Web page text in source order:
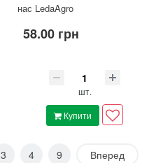
нас LedaAgro
58.00 грн
шт.
Купити
3 4 9 Вперед